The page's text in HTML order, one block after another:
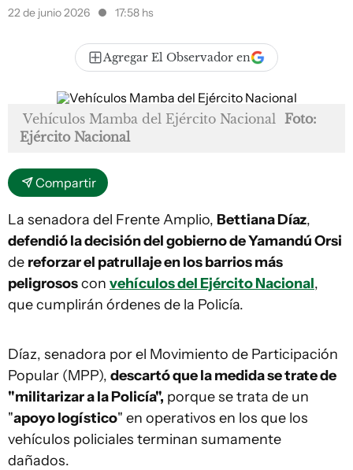
22 de junio 2026 17:58 hs
Agregar El Observador en
Vehículos Mamba del Ejército Nacional Foto:
Ejército Nacional
Compartir
La senadora del Frente Amplio, Bettiana Díaz,
defendió la decisión del gobierno de Yamandú Orsi
de reforzar el patrullaje en los barrios más
peligrososcon vehículos del Ejército Nacional,
que cumplirán órdenes de la Policía.
Díaz, senadora por el Movimiento de Participación
Popular (MPP), descartó que la medida se trate de
"militarizar a la Policía", porque se trata de un
"apoyo logístico" en operativos en los que los
vehículos policiales terminan sumamente
dañados.